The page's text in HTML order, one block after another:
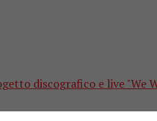
discografico e live "We